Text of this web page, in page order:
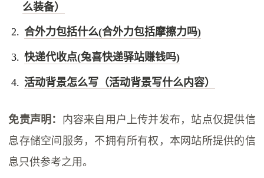
么装备）
合外力包括什么(合外力包括摩擦力吗)
快递代收点(兔喜快递驿站赚钱吗)
活动背景怎么写（活动背景写什么内容）
免责声明： 内容来自用户上传并发布，站点仅提供信
息存储空间服务，不拥有所有权，本网站所提供的信
息只供参考之用。